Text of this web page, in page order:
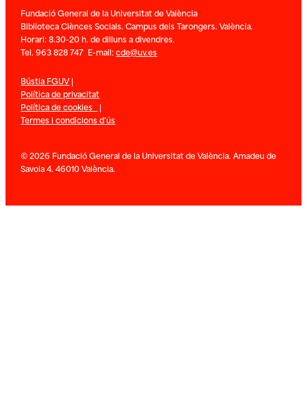
Fundació General de la Universitat de València
Biblioteca Ciènces Socials. Campus dels Tarongers. València.
Horari: 8.30-20 h. de dilluns a divendres.
Tel. 963 828 747 E-mail:cde@uv.es
Bústia FGUV|
Política de privacitat
Política de cookies |
Termes i condicions d’ús
© 2026 Fundació General de la Universitat de València. Amadeu de
Savoia 4. 46010 València.